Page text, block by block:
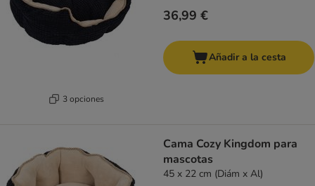
3 opciones
36,99 €
Añadir a la cesta
Cama Cozy Kingdom para
mascotas
45 x 22 cm (Diám x Al)